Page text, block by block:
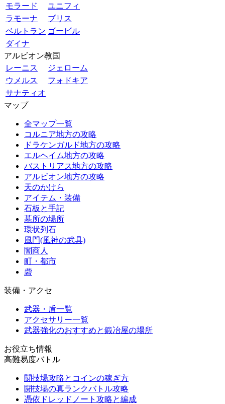
モラード
ユニフィ
ラモーナ
ブリス
ベルトラン ゴービル
ダイナ
アルビオン教国
レーニス
ジェローム
ウメルス
フォドキア
サナティオ
マップ
全マップ一覧
コルニア地方の攻略
ドラケンガルド地方の攻略
エルヘイム地方の攻略
バストリアス地方の攻略
アルビオン地方の攻略
天のかけら
アイテム・装備
石板と手記
墓所の場所
環状列石
風門(風神の武具)
闇商人
町・都市
砦
装備・アクセ
武器・盾一覧
アクセサリー一覧
武器強化のおすすめと鍛冶屋の場所
お役立ち情報
高難易度バトル
闘技場攻略とコインの稼ぎ方
闘技場の真ランクバトル攻略
憑依ドレッドノート攻略と編成